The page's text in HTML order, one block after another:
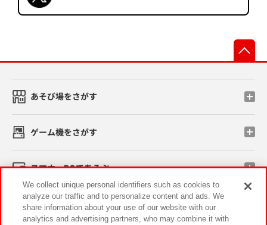
あそび場をさがす
ゲーム機をさがす
スマホ・PCであそぶ
イベント・キャンペーン
We collect unique personal identifiers such as cookies to
analyze our traffic and to personalize content and ads. We
share information about your use of our website with our
analytics and advertising partners, who may combine it with